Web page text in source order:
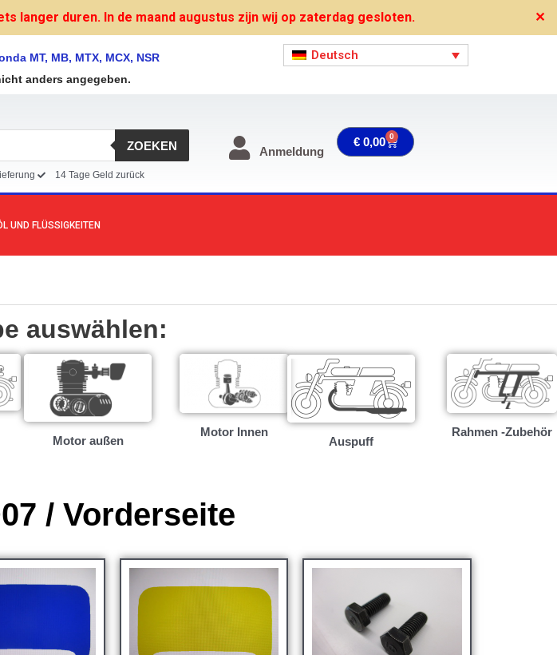
langer duren. In de maand augustus zijn wij op zaterdag gesloten. ✕
MT, MB, MTX, MCX, NSR
anders angegeben.
Deutsch
ZOEKEN
14 Tage Geld zurück
Anmeldung
€ 0,00 0 Warenkorb
UND FLÜSSIGKEITEN
auswählen:
Motor außen
Motor Innen
Auspuff
Rahmen -Zubehör
/ Vorderseite